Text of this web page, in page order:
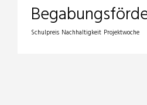
Schulpreis Nachhaltigkeit Projektwoche